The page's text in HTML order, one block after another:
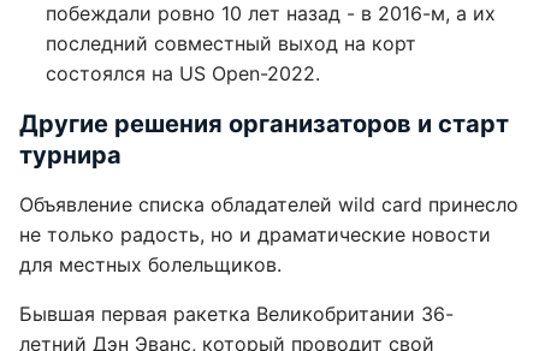
побеждали ровно 10 лет назад - в 2016-м, а их
последний совместный выход на корт
состоялся на US Open-2022.
Другие решения организаторов и старт
турнира
Объявление списка обладателей wild card принесло
не только радость, но и драматические новости
для местных болельщиков.
Бывшая первая ракетка Великобритании 36-
летний Дэн Эванс, который проводит свой